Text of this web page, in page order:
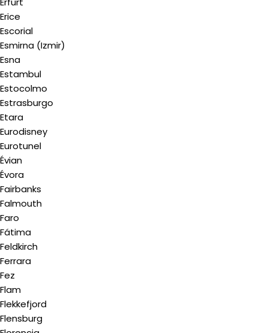
Erice
Escorial
Esmirna (Izmir)
Esna
Estambul
Estocolmo
Estrasburgo
Etara
Eurodisney
Eurotunel
Évian
Évora
Fairbanks
Falmouth
Faro
Fátima
Feldkirch
Ferrara
Fez
Flam
Flekkefjord
Flensburg